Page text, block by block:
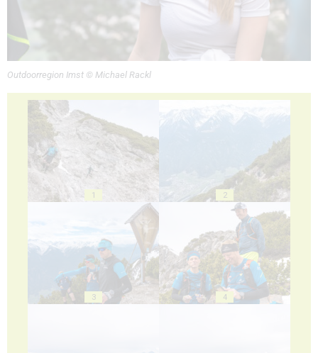
Outdoorregion Imst © Michael Rackl
1 2
3 4